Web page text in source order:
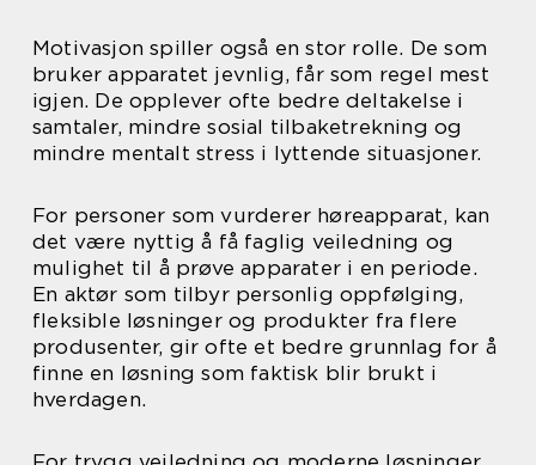
Motivasjon spiller også en stor rolle. De som
bruker apparatet jevnlig, får som regel mest
igjen. De opplever ofte bedre deltakelse i
samtaler, mindre sosial tilbaketrekning og
mindre mentalt stress i lyttende situasjoner.
For personer som vurderer høreapparat, kan
det være nyttig å få faglig veiledning og
mulighet til å prøve apparater i en periode.
En aktør som tilbyr personlig oppfølging,
fleksible løsninger og produkter fra flere
produsenter, gir ofte et bedre grunnlag for å
finne en løsning som faktisk blir brukt i
hverdagen.